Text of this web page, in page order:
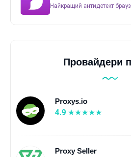
Найкращий антидетект
Провайдери
Proxys.io
4.9
Proxy Seller